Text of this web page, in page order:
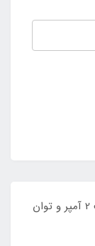
2SK1413 یک ماسفت N-CHannel با 1500 ولت 2 آمپر و توان